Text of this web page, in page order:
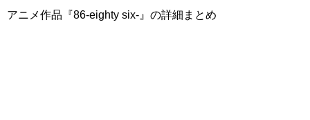
アニメ作品『86-eighty six-』の詳細まとめ